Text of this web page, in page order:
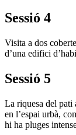
Sessió 4
Visita a dos
d’una edifici
Sessió 5
La riquesa del pati
en l’espai urbà,
hi ha pluges